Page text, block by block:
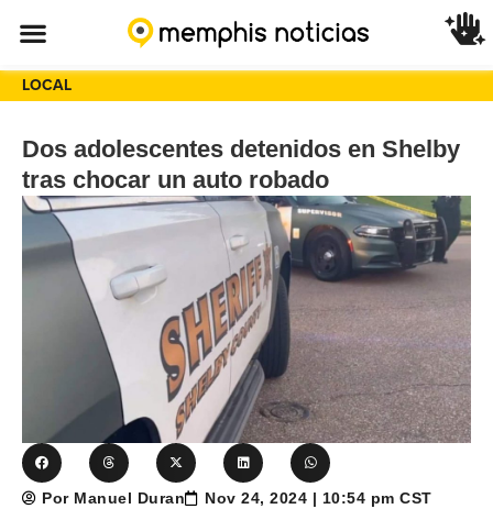
LOCAL
Dos adolescentes detenidos en Shelby
tras chocar un auto robado
Por Manuel Duran Nov 24, 2024 | 10:54 pm CST